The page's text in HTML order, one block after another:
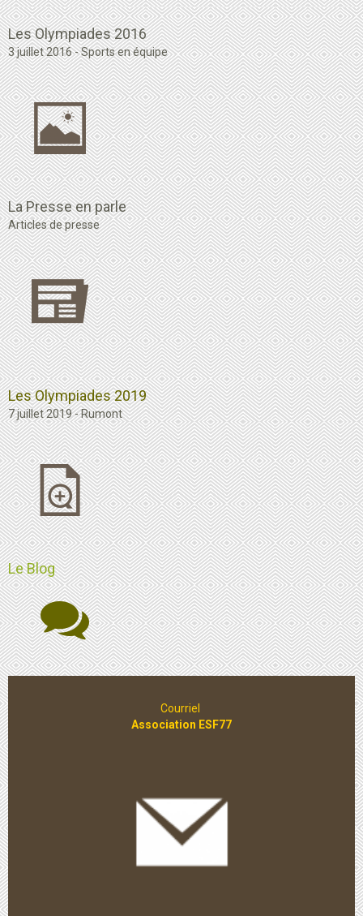
Les Olympiades 2016
3 juillet 2016 - Sports en équipe
La Presse en parle
Articles de presse
Les Olympiades 2019
7 juillet 2019 - Rumont
Le Blog
Courriel
Association ESF77